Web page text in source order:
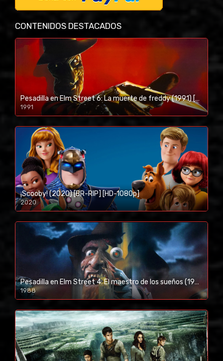
CONTENIDOS DESTACADOS
Pesadilla en Elm Street 6: La muerte de freddy (1991) [BR-RIP] [HD-1080p]
1991
¡Scooby! (2020) [BR-RIP] [HD-1080p]
2020
1080p/720p
Pesadilla en Elm Street 4: El maestro de los sueños (1988) [BR-RIP] [HD-1080p]
1988